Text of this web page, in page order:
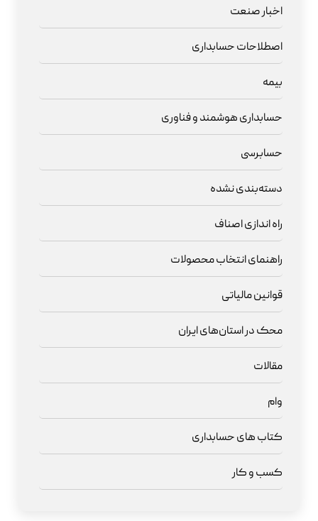
اخبار صنعت
اصطلاحات حسابداری
بیمه
حسابداری هوشمند و فناوری
حسابرسی
دسته‌بندی نشده
راه اندازی اصناف
راهنمای انتخاب محصولات
قوانین مالیاتی
محک در استان‌های ایران
مقالات
وام
کتاب های حسابداری
کسب و کار